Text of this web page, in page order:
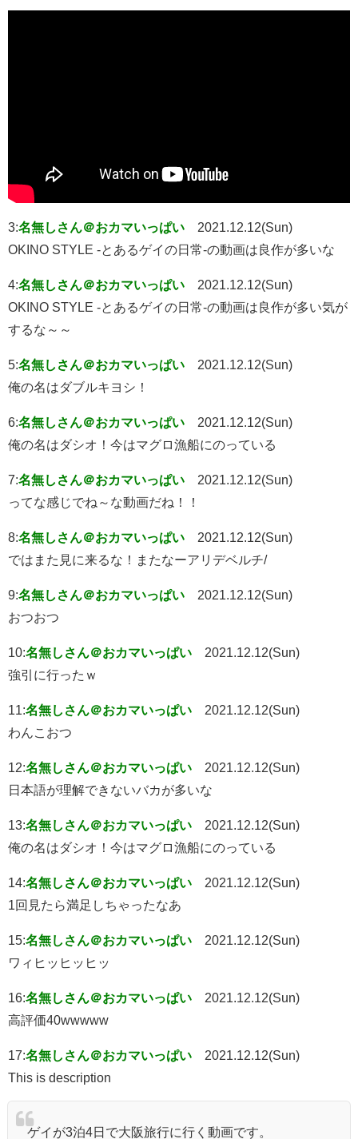
3:名無しさん＠おカマいっぱい
2021.12.12(Sun)
OKINO STYLE -とあるゲイの日常-の動画は良作が多いな
4:名無しさん＠おカマいっぱい
2021.12.12(Sun)
OKINO STYLE -とあるゲイの日常-の動画は良作が多い気が
するな～～
5:名無しさん＠おカマいっぱい
2021.12.12(Sun)
俺の名はダブルキヨシ！
6:名無しさん＠おカマいっぱい
2021.12.12(Sun)
俺の名はダシオ！今はマグロ漁船にのっている
7:名無しさん＠おカマいっぱい
2021.12.12(Sun)
ってな感じでね～な動画だね！！
8:名無しさん＠おカマいっぱい
2021.12.12(Sun)
ではまた見に来るな！またなーアリデベルチ/
9:名無しさん＠おカマいっぱい
2021.12.12(Sun)
おつおつ
10:名無しさん＠おカマいっぱい
2021.12.12(Sun)
強引に行ったｗ
11:名無しさん＠おカマいっぱい
2021.12.12(Sun)
わんこおつ
12:名無しさん＠おカマいっぱい
2021.12.12(Sun)
日本語が理解できないバカが多いな
13:名無しさん＠おカマいっぱい
2021.12.12(Sun)
俺の名はダシオ！今はマグロ漁船にのっている
14:名無しさん＠おカマいっぱい
2021.12.12(Sun)
1回見たら満足しちゃったなあ
15:名無しさん＠おカマいっぱい
2021.12.12(Sun)
ワィヒッヒッヒッ
16:名無しさん＠おカマいっぱい
2021.12.12(Sun)
高評価40wwwww
17:名無しさん＠おカマいっぱい
2021.12.12(Sun)
This is description
ゲイが3泊4日で大阪旅行に行く動画です。